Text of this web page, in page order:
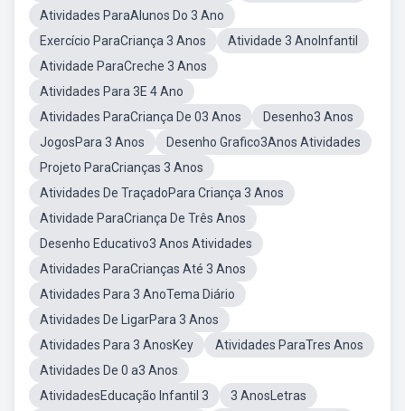
Atividades ParaAlunos Do 3 Ano
Exercício ParaCriança 3 Anos
Atividade 3 AnoInfantil
Atividade ParaCreche 3 Anos
Atividades Para 3E 4 Ano
Atividades ParaCriança De 03 Anos
Desenho3 Anos
JogosPara 3 Anos
Desenho Grafico3Anos Atividades
Projeto ParaCrianças 3 Anos
Atividades De TraçadoPara Criança 3 Anos
Atividade ParaCriança De Três Anos
Desenho Educativo3 Anos Atividades
Atividades ParaCrianças Até 3 Anos
Atividades Para 3 AnoTema Diário
Atividades De LigarPara 3 Anos
Atividades Para 3 AnosKey
Atividades ParaTres Anos
Atividades De 0 a3 Anos
AtividadesEducação Infantil 3
3 AnosLetras